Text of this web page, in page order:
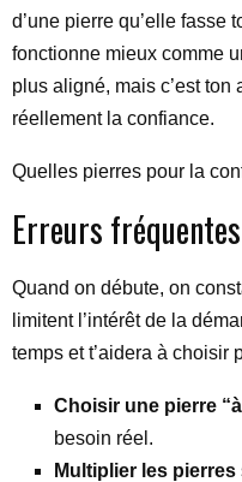
d’une pierre qu’elle fasse
fonctionne mieux comme
plus aligné, mais c’est
réellement la confiance.
Quelles pierres pour la
Erreurs
Quand on débute, on
limitent l’intérêt de la
temps et t’aidera à choisir
Choisir une pierre
besoin réel.
Multiplier les pierres